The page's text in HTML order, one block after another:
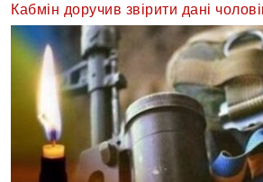
Кабмін доручив звірити дані